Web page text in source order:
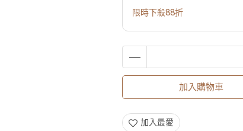
限時下殺88折
加入購物車
加入最愛